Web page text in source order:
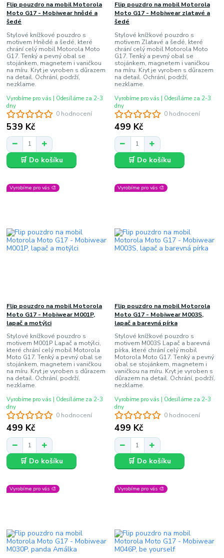
0 hodnocení
Flip pouzdro na mobil Motorola
Moto G17 - Mobiwear hnědé a
šedé
Stylové knížkové pouzdro s
motivem Hnědé a šedé, které
chrání celý mobil Motorola Moto
G17. Tenký a pevný obal se
stojánkem, magnetem i vaničkou
na míru. Kryt je vyroben s důrazem
na detail. Ochrání, podrží,
nezklame.
539 Kč
Vyrobíme pro vás | Odesíláme za 2-3
dny
🛒 Do košíku
0 hodnocení
Flip pouzdro na mobil Motorola
Moto G17 - Mobiwear zlatavé a
šedé
Stylové knížkové pouzdro s
motivem Zlatavé a šedé, které
chrání celý mobil Motorola Moto
G17. Tenký a pevný obal se
stojánkem, magnetem i vaničkou
na míru. Kryt je vyroben s důrazem
na detail. Ochrání, podrží,
nezklame.
499 Kč
Vyrobíme pro vás | Odesíláme za 2-3
dny
🛒 Do košíku
Vyrobíme pro vás 🎨
0 hodnocení
Flip pouzdro na mobil Motorola
Moto G17 - Mobiwear M001P,
lapač a motýlci
Stylové knížkové pouzdro s
motivem M001P Lapač a motýlci,
které chrání celý mobil Motorola
Moto G17. Tenký a pevný obal se
stojánkem, magnetem i vaničkou
na míru. Kryt je vyroben s důrazem
na detail. Ochrání, podrží,
nezklame.
499 Kč
Vyrobíme pro vás | Odesíláme za 2-3
dny
🛒 Do košíku
Vyrobíme pro vás 🎨
0 hodnocení
Flip pouzdro na mobil Motorola
Moto G17 - Mobiwear M003S,
lapač a barevná pírka
Stylové knížkové pouzdro s
motivem M003S Lapač a barevná
pírka, které chrání celý mobil
Motorola Moto G17. Tenký a pevný
obal se stojánkem, magnetem i
vaničkou na míru. Kryt je vyroben s
důrazem na detail. Ochrání, podrží,
nezklame.
499 Kč
Vyrobíme pro vás | Odesíláme za 2-3
dny
🛒 Do košíku
Vyrobíme pro vás 🎨 Vyrobíme pro vás 🎨